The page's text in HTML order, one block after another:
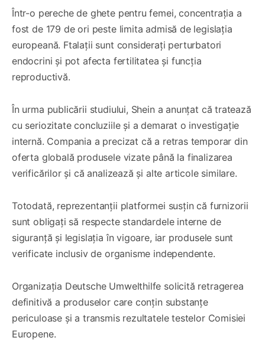
Într-o pereche de ghete pentru femei, concentrația a
fost de 179 de ori peste limita admisă de legislația
europeană. Ftalații sunt considerați perturbatori
endocrini și pot afecta fertilitatea și funcția
reproductivă.
În urma publicării studiului, Shein a anunțat că tratează
cu seriozitate concluziile și a demarat o investigație
internă. Compania a precizat că a retras temporar din
oferta globală produsele vizate până la finalizarea
verificărilor și că analizează și alte articole similare.
Totodată, reprezentanții platformei susțin că furnizorii
sunt obligați să respecte standardele interne de
siguranță și legislația în vigoare, iar produsele sunt
verificate inclusiv de organisme independente.
Organizația Deutsche Umwelthilfe solicită retragerea
definitivă a produselor care conțin substanțe
periculoase și a transmis rezultatele testelor Comisiei
Europene.